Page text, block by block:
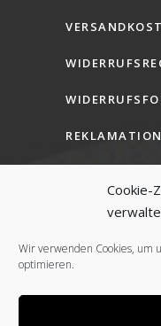
Cookie-
Wir verwenden Cookies, um
optimieren.
AGB (B2B)
COOKIE-